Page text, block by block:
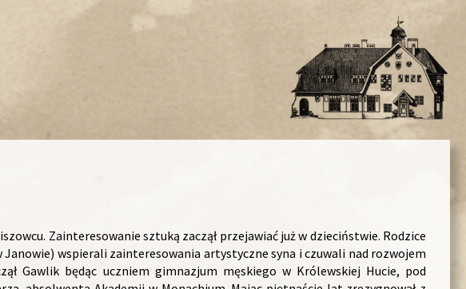
Zainteresowanie sztuką zaczął przejawiać już w dzieciństwie. Rodzice
Janowie) wspierali zainteresowania artystyczne syna i czuwali nad rozwojem
Gawlik będąc uczniem gimnazjum męskiego w Królewskiej Hucie, pod